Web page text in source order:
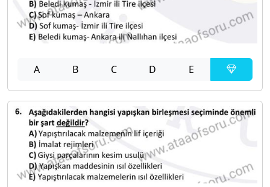
A B C D E